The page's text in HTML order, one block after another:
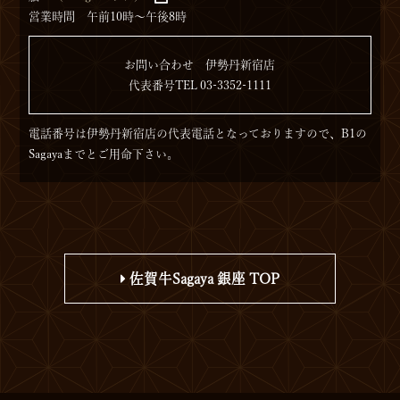
営業時間 午前10時〜午後8時
お問い合わせ 伊勢丹新宿店
代表番号TEL 03-3352-1111
電話番号は伊勢丹新宿店の代表電話となっておりますので、B1の
Sagayaまでとご用命下さい。
佐賀牛Sagaya 銀座 TOP